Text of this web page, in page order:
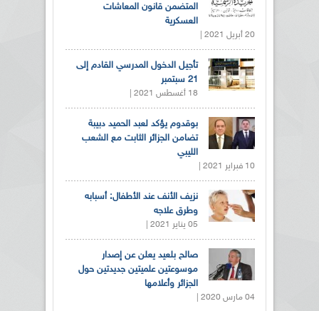
المتضمن قانون المعاشات
العسكرية
20 أبريل 2021 |
تأجيل الدخول المدرسي القادم إلى
21 سبتمبر
18 أغسطس 2021 |
بوقدوم يؤكد لعبد الحميد دبيبة
تضامن الجزائر الثابت مع الشعب
الليبي
10 فبراير 2021 |
نزيف الأنف عند الأطفال: أسبابه
وطرق علاجه
05 يناير 2021 |
صالح بلعيد يعلن عن إصدار
موسوعتين علميتين جديدتين حول
الجزائر وأعلامها
04 مارس 2020 |